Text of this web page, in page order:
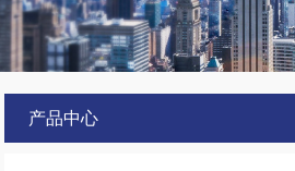
产品中心